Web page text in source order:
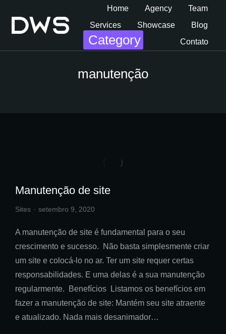
Home Agency
Team
Services
Showcase
Blog
Contato
Category
manutenção
Manutenção de site
Sites setembro 9, 2020
A manutenção de site é fundamental para o seu
crescimento e sucesso. Não basta simplesmente criar
um site e colocá-lo no ar. Ter um site requer certas
responsabilidades. E uma delas é a sua manutenção
regularmente. Benefícios Listamos os benefícios em
fazer a manutenção de site: Mantém seu site atraente
e atualizado. Nada mais desanimador…